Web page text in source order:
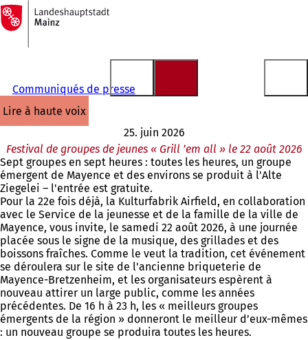
Accéder au contenu
Vers
la
page
d'accueil
Communiqués de presse
lire à haute voix
25. juin 2026
Festival de groupes de jeunes « Grill ’em all » le 22 août 2026
Sept groupes en sept heures : toutes les heures, un groupe
émergent de Mayence et des environs se produit à l'Alte
Ziegelei – l'entrée est gratuite.
Pour la 22e fois déjà, la Kulturfabrik Airfield, en collaboration
avec le Service de la jeunesse et de la famille de la ville de
Mayence, vous invite, le samedi 22 août 2026, à une journée
placée sous le signe de la musique, des grillades et des
boissons fraîches. Comme le veut la tradition, cet événement
se déroulera sur le site de l'ancienne briqueterie de
Mayence-Bretzenheim, et les organisateurs espèrent à
nouveau attirer un large public, comme les années
précédentes. De 16 h à 23 h, les « meilleurs groupes
émergents de la région » donneront le meilleur d’eux-mêmes
: un nouveau groupe se produira toutes les heures.